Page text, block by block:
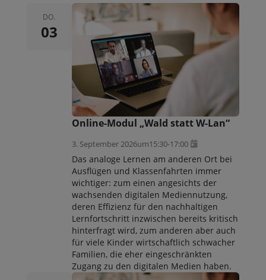
DO.
03
Online-Modul „Wald statt W-Lan“
3. September 2026um15:30-17:00
Das analoge Lernen am anderen Ort bei
Ausflügen und Klassenfahrten immer
wichtiger: zum einen angesichts der
wachsenden digitalen Mediennutzung,
deren Effizienz für den nachhaltigen
Lernfortschritt inzwischen bereits kritisch
hinterfragt wird, zum anderen aber auch
für viele Kinder wirtschaftlich schwacher
Familien, die eher eingeschränkten
Zugang zu den digitalen Medien haben.